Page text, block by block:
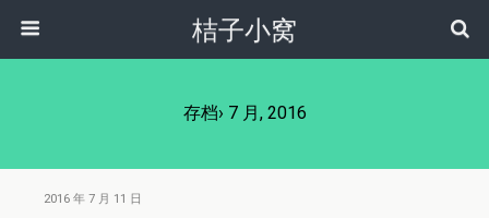
桔子小窝
存档› 7 月, 2016
2016 年 7 月 11 日